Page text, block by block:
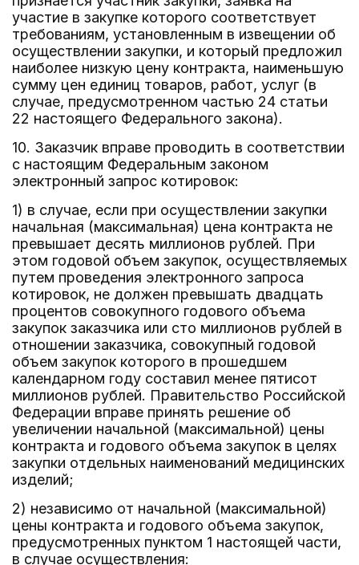
участие в закупке которого соответствует
требованиям, установленным в извещении об
осуществлении закупки, и который предложил
наиболее низкую цену контракта, наименьшую
сумму цен единиц товаров, работ, услуг (в
случае, предусмотренном частью 24 статьи
22 настоящего Федерального закона).
10. Заказчик вправе проводить в соответствии
с настоящим Федеральным законом
электронный запрос котировок:
1) в случае, если при осуществлении закупки
начальная (максимальная) цена контракта не
превышает десять миллионов рублей. При
этом годовой объем закупок, осуществляемых
путем проведения электронного запроса
котировок, не должен превышать двадцать
процентов совокупного годового объема
закупок заказчика или сто миллионов рублей в
отношении заказчика, совокупный годовой
объем закупок которого в прошедшем
календарном году составил менее пятисот
миллионов рублей. Правительство Российской
Федерации вправе принять решение об
увеличении начальной (максимальной) цены
контракта и годового объема закупок в целях
закупки отдельных наименований медицинских
изделий;
2) независимо от начальной (максимальной)
цены контракта и годового объема закупок,
предусмотренных пунктом 1 настоящей части,
в случае осуществления: